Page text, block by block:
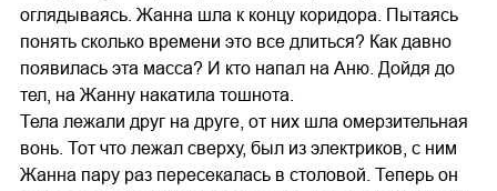
оглядываясь. Жанна шла к концу коридора. Пытаясь
понять сколько времени это все длиться? Как давно
появилась эта масса? И кто напал на Аню. Дойдя до
тел, на Жанну накатила тошнота.
Тела лежали друг на друге, от них шла омерзительная
вонь. Тот что лежал сверху, был из электриков, с ним
Жанна пару раз пересекалась в столовой. Теперь он